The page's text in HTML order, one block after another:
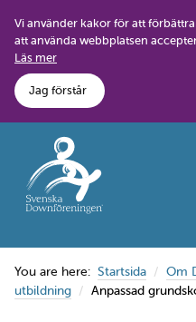
content
Vi använder kakor för att
att använda webbplatsen
Läs mer
Jag förstår
You are here: Startsida Om
utbildning
Anpassad